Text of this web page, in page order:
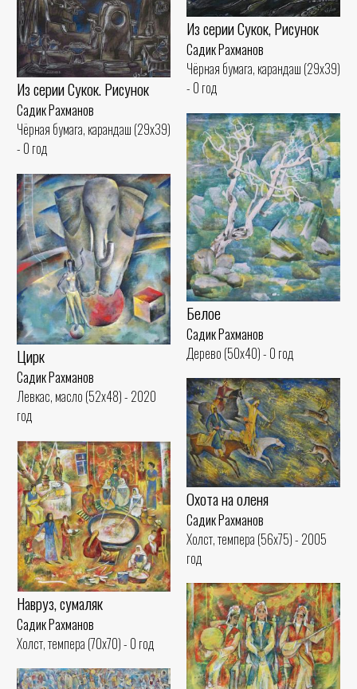
Из серии Сукок, Рисунок
Садик Рахманов
Чёрная бумага, карандаш (29x39)
- 0 год
Из серии Сукок. Рисунок
Садик Рахманов
Чёрная бумага, карандаш (29x39)
- 0 год
Белое
Садик Рахманов
Дерево (50x40) - 0 год
Цирк
Садик Рахманов
Левкас, масло (52x48) - 2020
год
Охота на оленя
Садик Рахманов
Холст, темпера (56x75) - 2005
год
Навруз, сумаляк
Садик Рахманов
Холст, темпера (70x70) - 0 год